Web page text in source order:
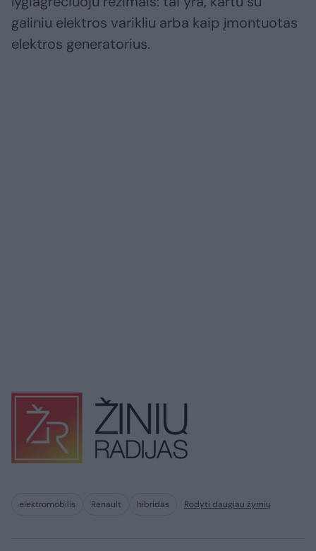
galiniu elektros varikliu arba kaip įmontuotas
elektros generatorius.
elektromobilis Renault hibridas Rodyti daugiau žymių